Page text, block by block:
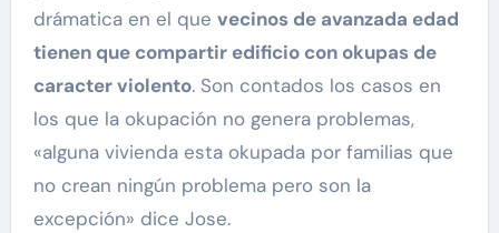
drámatica en el que vecinos de avanzada edad
tienen que compartir edificio con okupas de
caracter violento. Son contados los casos en
los que la okupación no genera problemas,
«alguna vivienda esta okupada por familias que
no crean ningún problema pero son la
excepción» dice Jose.